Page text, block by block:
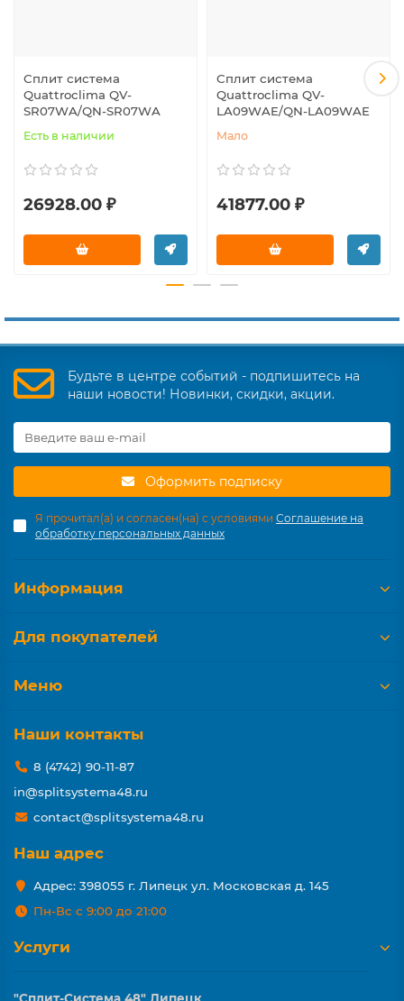
Сплит система
Quattroclima QV-
SR07WA/QN-SR07WA
Есть в наличии
26928.00 ₽
Сплит система
Quattroclima QV-
LA09WAE/QN-LA09WAE
Мало
41877.00 ₽
Будьте в центре событий - подпишитесь на
наши новости! Новинки, скидки, акции.
Оформить подписку
Я прочитал(а) и согласен(на) с условиями Соглашение на
обработку персональных данных
Информация
Для покупателей
Меню
Наши контакты
8 (4742) 90-11-87
in@splitsystema48.ru
contact@splitsystema48.ru
Наш адрес
Адрес: 398055 г. Липецк ул. Московская д. 145
Пн-Вс с 9:00 до 21:00
Услуги